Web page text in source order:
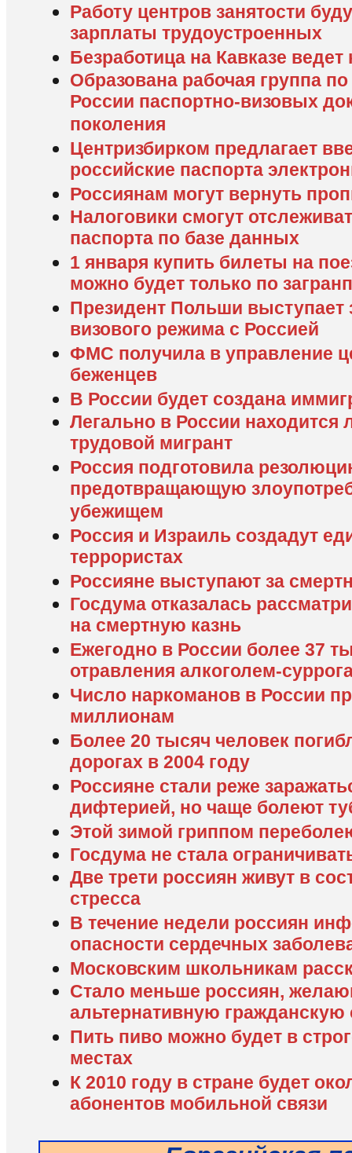
Работу центров занятости
зарплаты трудоустроенных
Безработица на Кавказе ведет
Образована рабочая группа
России паспортно-визовых
поколения
Центризбирком предлагает
российские паспорта
Россиянам могут вернуть
Налоговики смогут
паспорта по базе данных
1 января купить билеты на
можно будет только по
Президент Польши выступает
визового режима с Россией
ФМС получила в управление
беженцев
В России будет создана
Легально в России
трудовой мигрант
Россия подготовила
предотвращающую
убежищем
Россия и Израиль создадут
террористах
Россияне выступают за
Госдума отказалась
на смертную казнь
Ежегодно в России более 37
отравления алкоголем-
Число наркоманов в России
миллионам
Более 20 тысяч человек
дорогах в 2004 году
Россияне стали реже
дифтерией, но чаще болеют
Этой зимой гриппом
Госдума не стала
Две трети россиян живут в
стресса
В течение недели россиян
опасности сердечных
Московским школьникам
Стало меньше россиян,
альтернативную гражданскую
Пить пиво можно будет в
местах
К 2010 году в стране будет
абонентов мобильной связи